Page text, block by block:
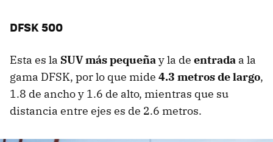
DFSK 500
Esta es la SUV más pequeñay la de entrada a la
gama DFSK, por lo que mide 4.3 metros de largo,
1.8 de ancho y 1.6 de alto, mientras que su
distancia entre ejes es de 2.6 metros.